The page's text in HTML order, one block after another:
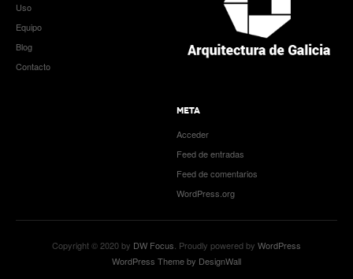
Uso
Equipo
Blog
Contacto
META
Acceder
Feed de entradas
Feed de comentarios
WordPress.org
Copyright © 2020 by DW Focus . Proudly powered by WordPress
WordPress Theme by DesignWall